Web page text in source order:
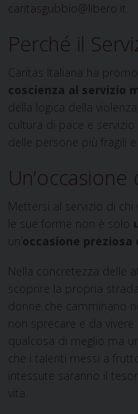
caritasgubbio@libero.it
Perché il
Caritas Italiana ha
coscienza al servizio
della logica della
cultura di pace e
delle persone più fragili
Mettersi al servizio di chi
le sue forme non è solo
un’ occasione
Nella concretezza delle
scoprire la propria
donne che camminano
non sprecare e da
qualcosa di meglio ma
che i talenti messi a
intessute saranno il
vita.